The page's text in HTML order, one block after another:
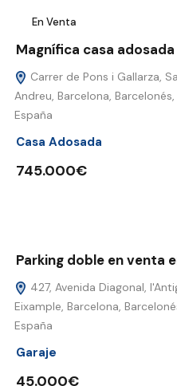
En Venta
Magnífica casa
Carrer de Pons i Gallarza,
Andreu, Barcelona,
España
Casa Adosada
745.000€
Parking doble en venta
427, Avenida Diagonal,
Eixample, Barcelona,
España
Garaje
45.000€